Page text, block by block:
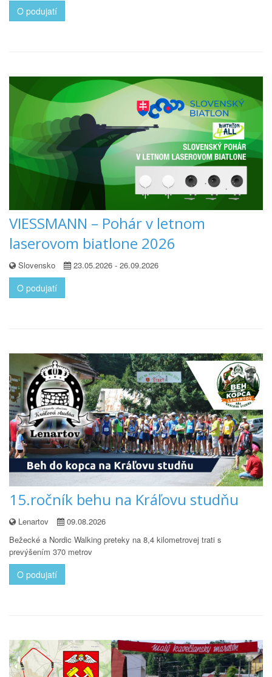
O podujatí
VIESSMANN – Pohár v letnom
laserovom biatlone 2026
Slovensko 23.05.2026 - 26.09.2026
O podujatí
15.ročník behu na Kráľovu studňu
Lenartov
09.08.2026
Bežecké a Nordic Walking preteky na 8,4 kilometrovej trati s
prevýšením 370 metrov
O podujatí